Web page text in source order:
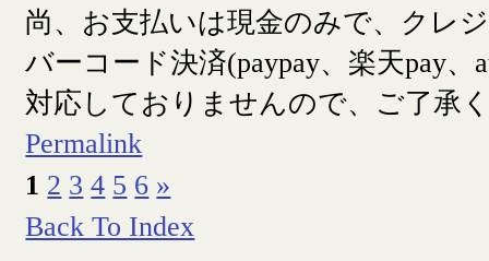
尚、お支払いは現金のみで、クレ
バーコード決済(paypay、楽天pay、
対応しておりませんので、ご了承
Permalink
1 2 3 4 5 6 »
Back To Index